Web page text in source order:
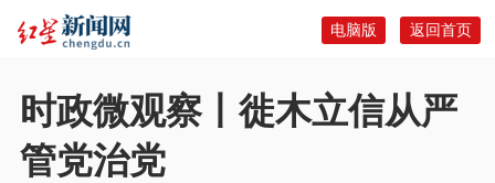
返回首页
电脑版
时政微观察丨徙木立信从严
管党治党